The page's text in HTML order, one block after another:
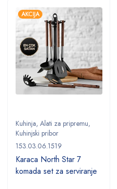
AKCIJA
Kuhinja, Alati za pripremu,
Kuhinjski pribor
153.03.06.1519
Karaca North Star 7
komada set za serviranje